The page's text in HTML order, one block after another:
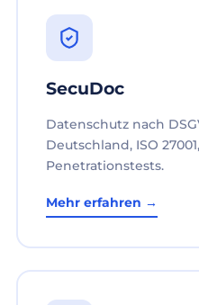
SecuDoc
Datenschutz nach
Deutschland, ISO
Penetrationstests.
Mehr erfahren →